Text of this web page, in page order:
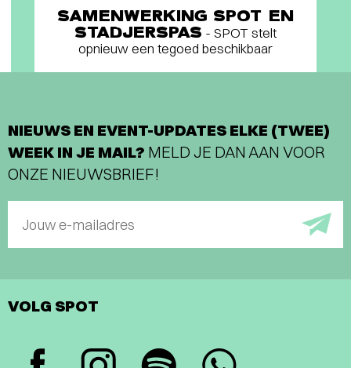
SAMENWERKING SPOT EN
STADJERSPAS - SPOT stelt
opnieuw een tegoed beschikbaar
NIEUWS EN EVENT-UPDATES ELKE (TWEE)
WEEK IN JE MAIL? MELD JE DAN AAN VOOR
ONZE NIEUWSBRIEF!
Jouw e-mailadres
VOLG SPOT